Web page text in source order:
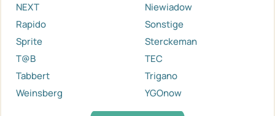
NEXT
Niewiadow
Rapido
Sonstige
Sprite
Sterckeman
T@B
TEC
Tabbert
Trigano
Weinsberg
YGOnow